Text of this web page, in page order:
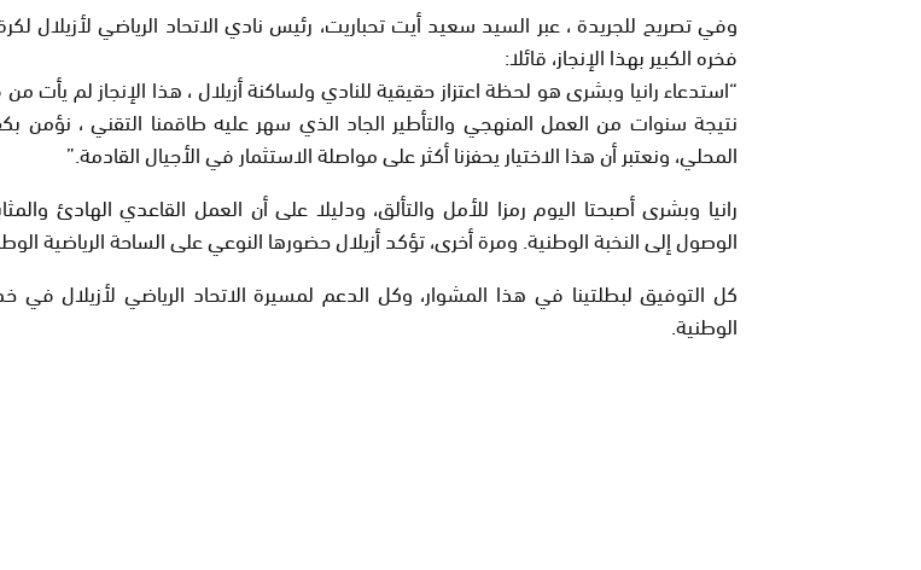
وفي تصريح للجريدة ، عبر السيد سعيد أيت تحباريت، رئيس نادي الاتحاد الرياضي لأزيلال
فخره الكبير بهذا الإنجاز، قائلا:
“استدعاء رانيا وبشرى هو لحظة اعتزاز حقيقية للنادي ولساكنة أزيلال ، هذا الإنجاز لم يأت
نتيجة سنوات من العمل المنهجي والتأطير الجاد الذي سهر عليه طاقمنا التقني ، نؤمن
المحلي، ونعتبر أن هذا الاختيار يحفزنا أكثر على مواصلة الاستثمار في الأجيال القادمة.”
رانيا وبشرى أصبحتا اليوم رمزا للأمل والتألق، ودليلا على أن العمل القاعدي الهادئ
الوصول إلى النخبة الوطنية. ومرة أخرى، تؤكد أزيلال حضورها النوعي على الساحة الرياضية
كل التوفيق لبطلتينا في هذا المشوار، وكل الدعم لمسيرة الاتحاد الرياضي لأزيلال في
الوطنية.